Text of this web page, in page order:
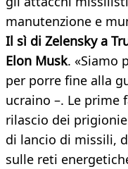
manutenzione e
Il sì di Zelensky a
Elon Musk. «Siamo
per porre fine alla
ucraino –. Le prime
rilascio dei
di lancio di missili,
sulle reti